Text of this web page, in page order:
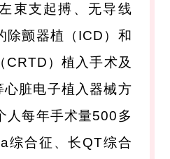
束支起搏、无导线
除颤器植（ICD）和
CRTD）植入手术及
脏电子植入器械方
人每年手术量500多
综合征、长QT综合